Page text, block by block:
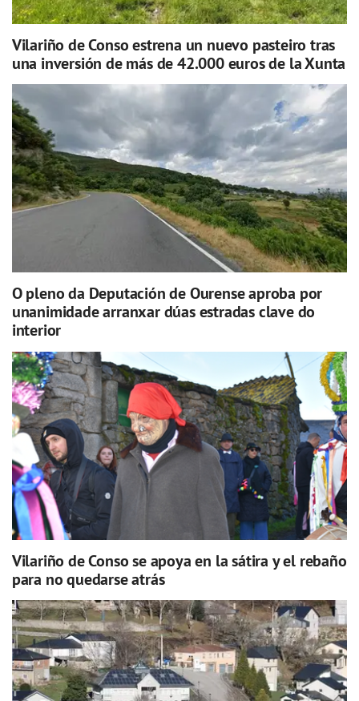
Vilariño de Conso estrena un nuevo pasteiro tras
una inversión de más de 42.000 euros de la Xunta
O pleno da Deputación de Ourense aproba por
unanimidade arranxar dúas estradas clave do
interior
Vilariño de Conso se apoya en la sátira y el rebaño
para no quedarse atrás